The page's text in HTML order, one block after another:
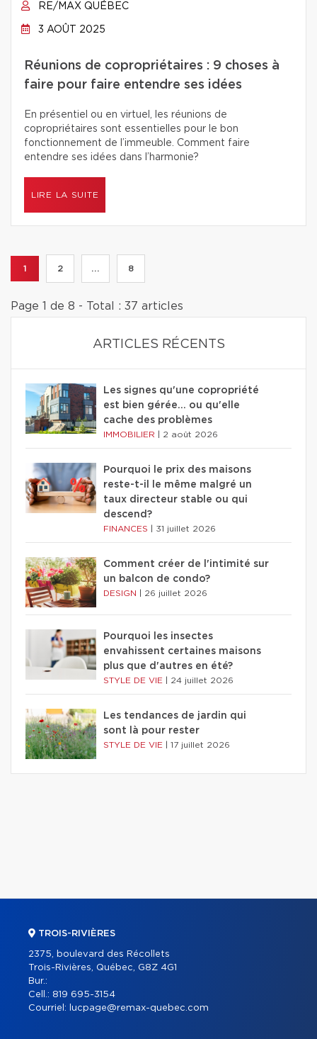
RE/MAX QUÉBEC
3 AOÛT 2025
Réunions de copropriétaires : 9 choses à
faire pour faire entendre ses idées
En présentiel ou en virtuel, les réunions de
copropriétaires sont essentielles pour le bon
fonctionnement de l’immeuble. Comment faire
entendre ses idées dans l’harmonie?
LIRE LA SUITE
1 2 ... 8
Page 1 de 8 - Total : 37 articles
ARTICLES RÉCENTS
Les signes qu'une copropriété
est bien gérée… ou qu'elle
cache des problèmes
IMMOBILIER 2 août 2026
Pourquoi le prix des maisons
reste-t-il le même malgré un
taux directeur stable ou qui
descend?
FINANCES 31 juillet 2026
Comment créer de l'intimité sur
un balcon de condo?
DESIGN 26 juillet 2026
Pourquoi les insectes
envahissent certaines maisons
plus que d'autres en été?
STYLE DE VIE 24 juillet 2026
Les tendances de jardin qui
sont là pour rester
STYLE DE VIE 17 juillet 2026
TROIS-RIVIÈRES
2375, boulevard des Récollets
Trois-Rivières, Québec, G8Z 4G1
Bur.:
Cell.: 819 695-3154
Courriel:
lucpage@remax-quebec.com